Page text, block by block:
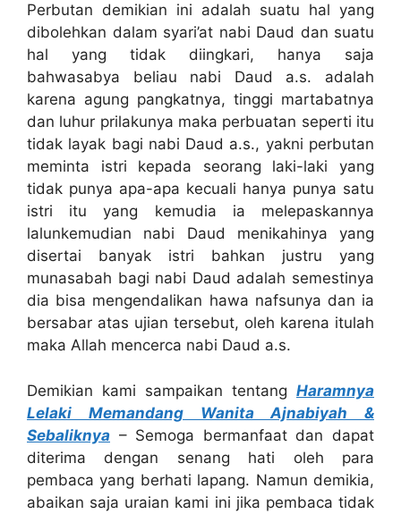
Perbutan demikian ini adalah suatu hal yang
dibolehkan dalam syari’at nabi Daud dan suatu
hal yang tidak diingkari, hanya saja
bahwasabya beliau nabi Daud a.s. adalah
karena agung pangkatnya, tinggi martabatnya
dan luhur prilakunya maka perbuatan seperti itu
tidak layak bagi nabi Daud a.s., yakni perbutan
meminta istri kepada seorang laki-laki yang
tidak punya apa-apa kecuali hanya punya satu
istri itu yang kemudia ia melepaskannya
lalunkemudian nabi Daud menikahinya yang
disertai banyak istri bahkan justru yang
munasabah bagi nabi Daud adalah semestinya
dia bisa mengendalikan hawa nafsunya dan ia
bersabar atas ujian tersebut, oleh karena itulah
maka Allah mencerca nabi Daud a.s.
Demikian kami sampaikan tentang Haramnya
Lelaki Memandang Wanita Ajnabiyah &
Sebaliknya – Semoga bermanfaat dan dapat
diterima dengan senang hati oleh para
pembaca yang berhati lapang. Namun demikia,
abaikan saja uraian kami ini jika pembaca tidak